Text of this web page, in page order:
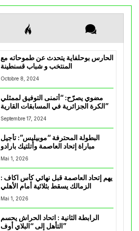
الحارس بوحلفاية يتحدث عن طموحاته مع
المنتخب و شباب قسنطينة
Octobre 8, 2024
مضوي يصرّح: “أتمنى التوفيق لممثلي
الكرة الجزائرية في المسابقات القارية”
Septembre 17, 2024
البطولة المحترفة “موبيليس”: تأجيل
مباراة إتحاد العاصمة وأتلتيك بارادو
Mai 1, 2026
يهم إتحاد العاصمة قبل نهائي كأس اكاف :
Mai 1, 2026
الرابطة الثانية : اتحاد الحراش يحسم
التأهل إلى “البلاي أوف”